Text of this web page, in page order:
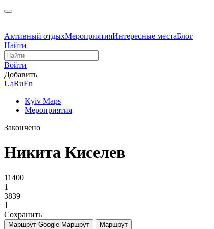
Активный отдыхМероприятияИнтересные местаБлог
Найти
Войти
Добавить
UaRuEn
Kyiv Maps
Мероприятия
Закончено
Никита Киселев
11400
1
3839
1
Сохранить
Маршрут Google Маршрут Маршрут